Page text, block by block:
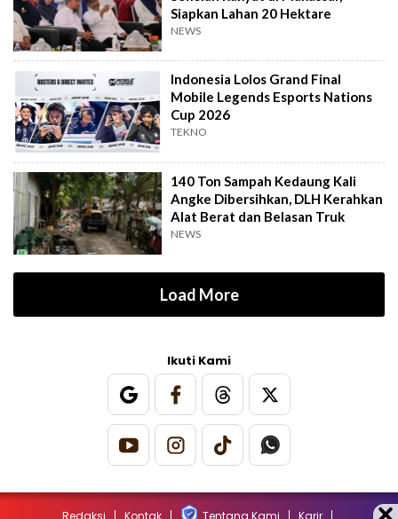
Siapkan Lahan 20 Hektare
NEWS
Indonesia Lolos Grand Final
Mobile Legends Esports Nations
Cup 2026
TEKNO
140 Ton Sampah Kedaung Kali
Angke Dibersihkan, DLH Kerahkan
Alat Berat dan Belasan Truk
NEWS
Load More
Ikuti Kami
Redaksi Kontak Tentang Kami Karir